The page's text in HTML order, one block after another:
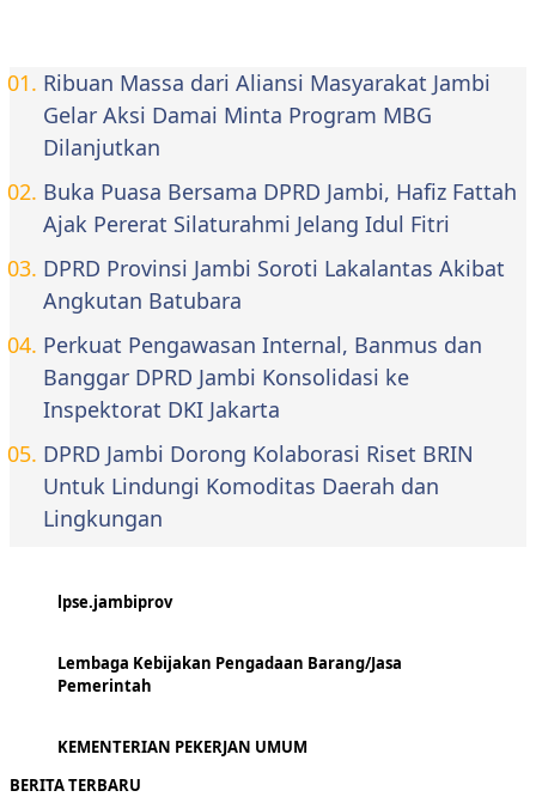
Ribuan Massa dari Aliansi Masyarakat Jambi
Gelar Aksi Damai Minta Program MBG
Dilanjutkan
Buka Puasa Bersama DPRD Jambi, Hafiz Fattah
Ajak Pererat Silaturahmi Jelang Idul Fitri
DPRD Provinsi Jambi Soroti Lakalantas Akibat
Angkutan Batubara
Perkuat Pengawasan Internal, Banmus dan
Banggar DPRD Jambi Konsolidasi ke
Inspektorat DKI Jakarta
DPRD Jambi Dorong Kolaborasi Riset BRIN
Untuk Lindungi Komoditas Daerah dan
Lingkungan
lpse.jambiprov
Lembaga Kebijakan Pengadaan Barang/Jasa
Pemerintah
KEMENTERIAN PEKERJAN UMUM
BERITA TERBARU